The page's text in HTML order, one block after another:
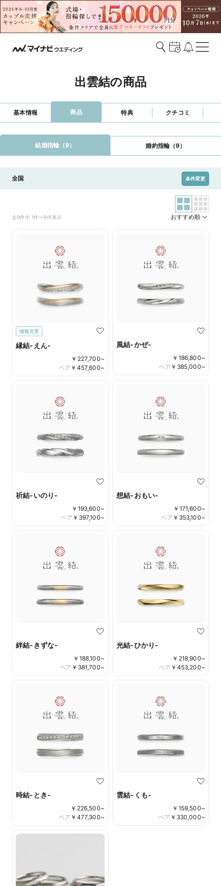
出雲結の商品
基本情報 商品 特典 クチコミ
結婚指輪（9） 婚約指輪（9）
全国 条件変更
全9件中 1件〜9件表示 おすすめ順
情報充実
縁結-えん-
￥ 227,700~
￥ 457,600~
ペア
風結-かぜ-
￥ 186,800~
￥ 385,000~
ペア
祈結-いのり-
￥ 193,600~
￥ 397,100~
ペア
想結-おもい-
￥ 171,600~
￥ 353,100~
ペア
絆結-きずな-
￥ 188,100~
￥ 381,700~
ペア
光結-ひかり-
￥ 218,900~
￥ 453,200~
ペア
時結-とき-
￥ 226,500~
￥ 477,300~
ペア
雲結-くも-
￥ 159,500~
￥ 330,000~
ペア